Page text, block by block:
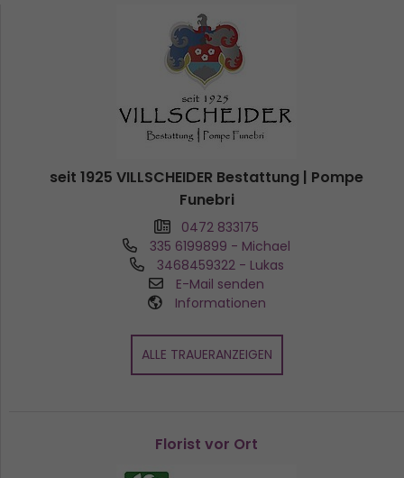
seit 1925 VILLSCHEIDER Bestattung | Pompe
Funebri
0472 833175
335 6199899 - Michael
3468459322 - Lukas
E-Mail senden
Informationen
ALLE TRAUERANZEIGEN
Florist vor Ort